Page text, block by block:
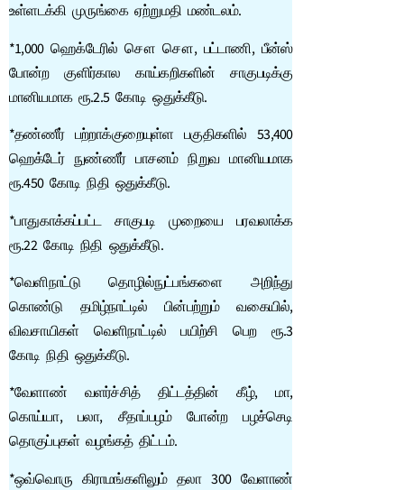
உள்ளடக்கி முருங்கை ஏற்றுமதி மண்டலம்.
*1,000 ஹெக்டேரில் சௌ சௌ, பட்டாணி, பீன்ஸ்
போன்ற குளிர்கால காய்கறிகளின் சாகுபடிக்கு
மானியமாக ரூ.2.5 கோடி ஒதுக்கீடு.
*தண்ணீர் பற்றாக்குறையுள்ள பகுதிகளில் 53,400
ஹெக்டேர் நுண்ணீர் பாசனம் நிறுவ மானியமாக
ரூ.450 கோடி நிதி ஒதுக்கீடு.
*பாதுகாக்கப்பட்ட சாகுபடி முறையை பரவலாக்க
ரூ.22 கோடி நிதி ஒதுக்கீடு.
*வெளிநாட்டு தொழில்நுட்பங்களை அறிந்து
கொண்டு தமிழ்நாட்டில் பின்பற்றும் வகையில்,
விவசாயிகள் வெளிநாட்டில் பயிற்சி பெற ரூ.3
கோடி நிதி ஒதுக்கீடு.
*வேளாண் வளர்ச்சித் திட்டத்தின் கீழ், மா,
கொய்யா, பலா, சீதாப்பழம் போன்ற பழச்செடி
தொகுப்புகள் வழங்கத் திட்டம்.
*ஒவ்வொரு கிராமங்களிலும் தலா 300 வேளாண்